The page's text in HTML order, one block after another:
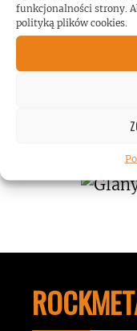
funkcjonalności strony.
polityką plików cookies.
Koncert AC/